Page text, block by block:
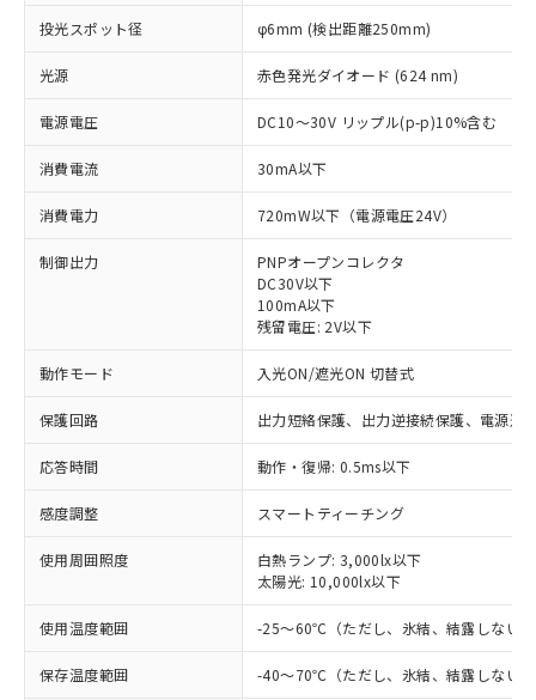
投光スポット径 φ6mm (検出距離250mm)
光源 赤色発光ダイオード (624 nm)
電源電圧 DC10～30V リップル(p-p)10%含む
消費電流 30mA以下
消費電力 720mW以下（電源電圧24V）
制御出力
PNPオープンコレクタ
DC30V以下
100mA以下
残留電圧: 2V以下
動作モード 入光ON/遮光ON 切替式
保護回路 出力短絡保護、出力逆接続保護、電源逆
応答時間 動作・復帰: 0.5ms以下
感度調整 スマートティーチング
使用周囲照度
白熱ランプ: 3,000lx以下
太陽光: 10,000lx以下
使用温度範囲 -25～60℃（ただし、氷結、結露しない
保存温度範囲 -40～70℃（ただし、氷結、結露しない
対応済み：EU RoHS指令（10物質）の
非含有に対応した製品が提供可能な商品で